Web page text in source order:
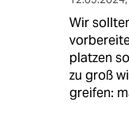
Wir
platzen
zu groß
greifen: